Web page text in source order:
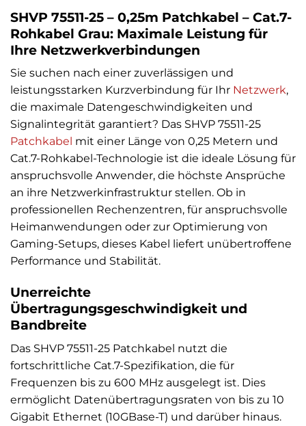
SHVP 75511-25 – 0,25m Patchkabel – Cat.7-
Rohkabel Grau: Maximale Leistung für
Ihre Netzwerkverbindungen
Sie suchen nach einer zuverlässigen und
leistungsstarken Kurzverbindung für Ihr Netzwerk,
die maximale Datengeschwindigkeiten und
Signalintegrität garantiert? Das SHVP 75511-25
Patchkabel mit einer Länge von 0,25 Metern und
Cat.7-Rohkabel-Technologie ist die ideale Lösung für
anspruchsvolle Anwender, die höchste Ansprüche
an ihre Netzwerkinfrastruktur stellen. Ob in
professionellen Rechenzentren, für anspruchsvolle
Heimanwendungen oder zur Optimierung von
Gaming-Setups, dieses Kabel liefert unübertroffene
Performance und Stabilität.
Unerreichte
Übertragungsgeschwindigkeit und
Bandbreite
Das SHVP 75511-25 Patchkabel nutzt die
fortschrittliche Cat.7-Spezifikation, die für
Frequenzen bis zu 600 MHz ausgelegt ist. Dies
ermöglicht Datenübertragungsraten von bis zu 10
Gigabit Ethernet (10GBase-T) und darüber hinaus.